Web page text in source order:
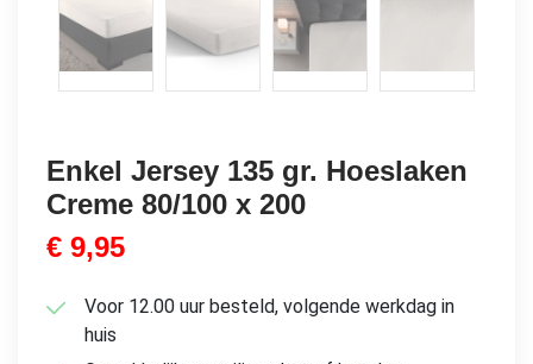
Enkel Jersey 135 gr. Hoeslaken
Creme 80/100 x 200
€ 9,95
Voor 12.00 uur besteld, volgende werkdag in
huis